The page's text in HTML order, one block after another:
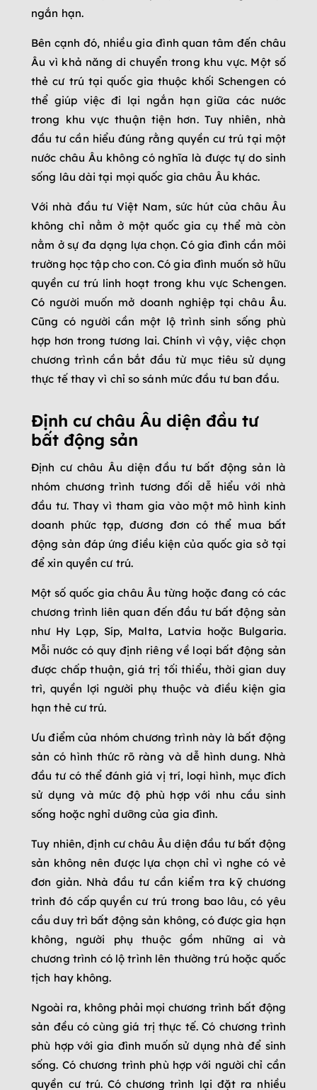
ngắn hạn.
Bên cạnh đó, nhiều gia đình quan tâm đến châu
Âu vì khả năng di chuyển trong khu vực. Một số
thẻ cư trú tại quốc gia thuộc khối Schengen có
thể giúp việc đi lại ngắn hạn giữa các nước
trong khu vực thuận tiện hơn. Tuy nhiên, nhà
đầu tư cần hiểu đúng rằng quyền cư trú tại một
nước châu Âu không có nghĩa là được tự do sinh
sống lâu dài tại mọi quốc gia châu Âu khác.
Với nhà đầu tư Việt Nam, sức hút của châu Âu
không chỉ nằm ở một quốc gia cụ thể mà còn
nằm ở sự đa dạng lựa chọn. Có gia đình cần môi
trường học tập cho con. Có gia đình muốn sở hữu
quyền cư trú linh hoạt trong khu vực Schengen.
Có người muốn mở doanh nghiệp tại châu Âu.
Cũng có người cần một lộ trình sinh sống phù
hợp hơn trong tương lai. Chính vì vậy, việc chọn
chương trình cần bắt đầu từ mục tiêu sử dụng
thực tế thay vì chỉ so sánh mức đầu tư ban đầu.
Định cư châu Âu diện đầu tư
bất động sản
Định cư châu Âu diện đầu tư bất động sản là
nhóm chương trình tương đối dễ hiểu với nhà
đầu tư. Thay vì tham gia vào một mô hình kinh
doanh phức tạp, đương đơn có thể mua bất
động sản đáp ứng điều kiện của quốc gia sở tại
để xin quyền cư trú.
Một số quốc gia châu Âu từng hoặc đang có các
chương trình liên quan đến đầu tư bất động sản
như Hy Lạp, Síp, Malta, Latvia hoặc Bulgaria.
Mỗi nước có quy định riêng về loại bất động sản
được chấp thuận, giá trị tối thiểu, thời gian duy
trì, quyền lợi người phụ thuộc và điều kiện gia
hạn thẻ cư trú.
Ưu điểm của nhóm chương trình này là bất động
sản có hình thức rõ ràng và dễ hình dung. Nhà
đầu tư có thể đánh giá vị trí, loại hình, mục đích
sử dụng và mức độ phù hợp với nhu cầu sinh
sống hoặc nghỉ dưỡng của gia đình.
Tuy nhiên, định cư châu Âu diện đầu tư bất động
sản không nên được lựa chọn chỉ vì nghe có vẻ
đơn giản. Nhà đầu tư cần kiểm tra kỹ chương
trình đó cấp quyền cư trú trong bao lâu, có yêu
cầu duy trì bất động sản không, có được gia hạn
không, người phụ thuộc gồm những ai và
chương trình có lộ trình lên thường trú hoặc quốc
tịch hay không.
Ngoài ra, không phải mọi chương trình bất động
sản đều có cùng giá trị thực tế. Có chương trình
phù hợp với gia đình muốn sử dụng nhà để sinh
sống. Có chương trình phù hợp với người chỉ cần
quyền cư trú. Có chương trình lại đặt ra nhiều